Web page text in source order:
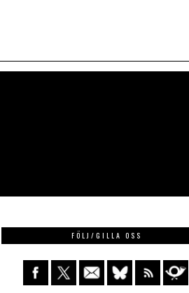
FÖLJ/GILLA OSS